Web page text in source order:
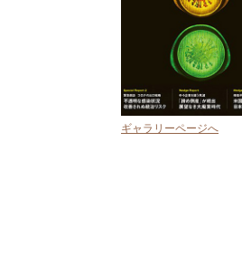
ギャラリーページへ